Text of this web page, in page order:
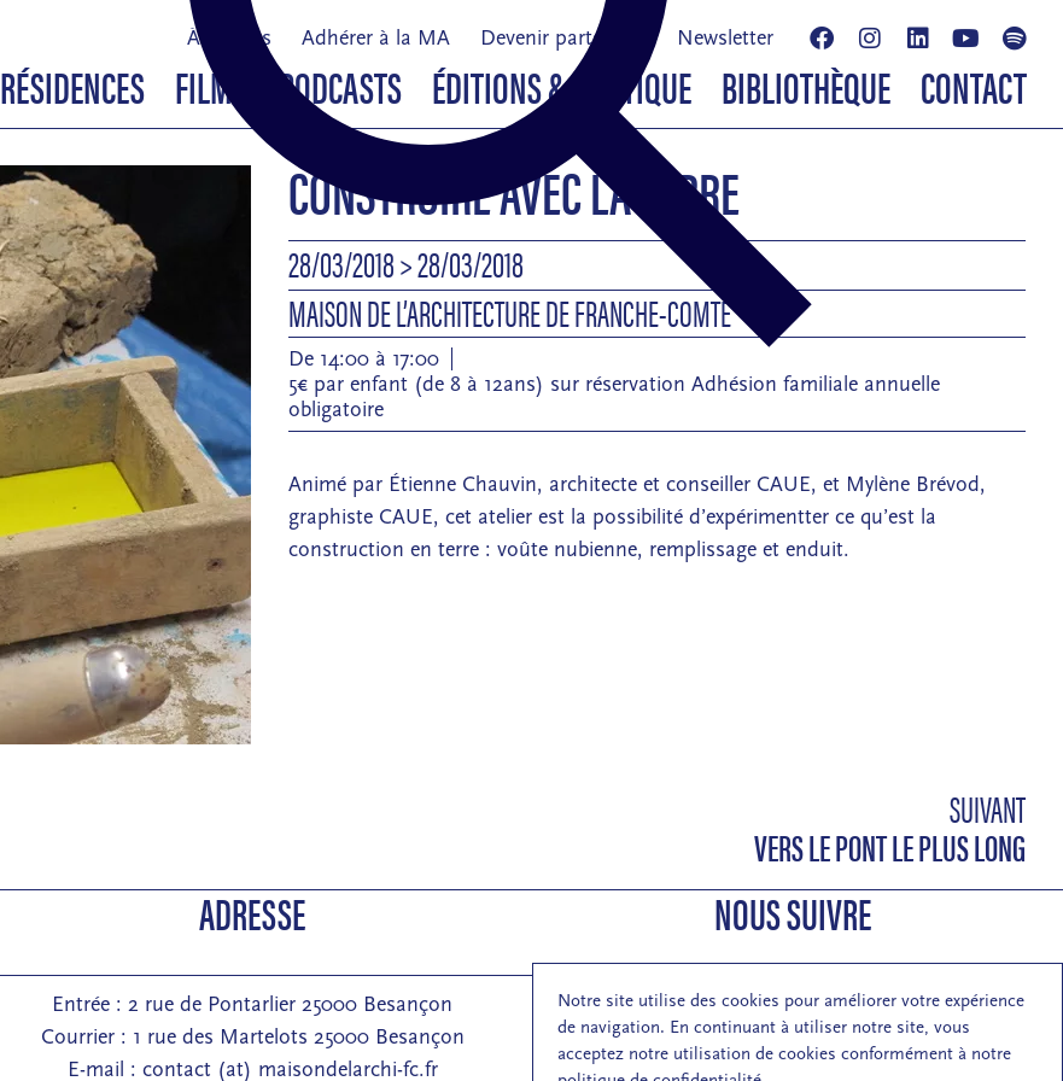
Notre site utilise des cookies pour améliorer votre expérience
de navigation. En continuant à utiliser notre site, vous
acceptez notre utilisation de cookies conformément à notre
À propos Adhérer à la MA Devenir partenaire Newsletter
RÉSIDENCES FILMS & PODCASTS ÉDITIONS & BOUTIQUE BIBLIOTHÈQUE CONTACT
CONSTRUIRE AVEC LA TERRE
28/03/2018> 28/03/2018
MAISON DE L’ARCHITECTURE DE FRANCHE-COMTÉ
De 14:00 à 17:00
5€ par enfant (de 8 à 12ans) sur réservation Adhésion familiale annuelle
obligatoire
Animé par Étienne Chauvin, architecte et conseiller CAUE, et Mylène Brévod,
graphiste CAUE, cet atelier est la possibilité d’expérimentter ce qu’est la
construction en terre : voûte nubienne, remplissage et enduit.
SUIVANT
VERS LE PONT LE PLUS LONG
ADRESSE
Entrée : 2 rue de Pontarlier 25000 Besançon
Courrier : 1 rue des Martelots 25000 Besançon
E-mail : contact (at) maisondelarchi-fc.fr
NOUS SUIVRE
S'inscrire à la newsletter de la MA